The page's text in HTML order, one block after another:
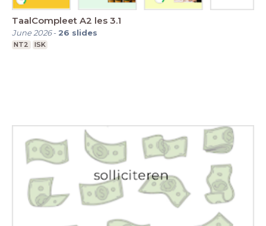
TaalCompleet A2 les 3.1
June 2026- 26 slides
NT2 ISK